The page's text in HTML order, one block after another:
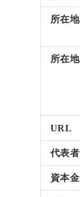
所在地
所在
URL
代表者
資本金